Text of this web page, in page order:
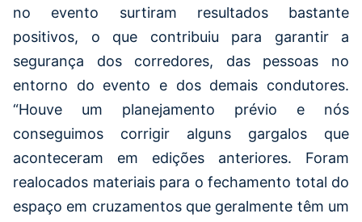
no evento surtiram resultados bastante
positivos, o que contribuiu para garantir a
segurança dos corredores, das pessoas no
entorno do evento e dos demais condutores.
“Houve um planejamento prévio e nós
conseguimos corrigir alguns gargalos que
aconteceram em edições anteriores. Foram
realocados materiais para o fechamento total do
espaço em cruzamentos que geralmente têm um